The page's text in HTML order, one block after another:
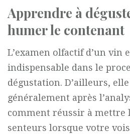
Apprendre à
humer le contenant
L’examen olfactif d’un vin
indispensable dans le
dégustation. D’ailleurs,
généralement après
comment réussir à mettre
senteurs lorsque votre